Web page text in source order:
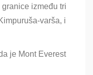
između tri
varša, i
je Mont Everest